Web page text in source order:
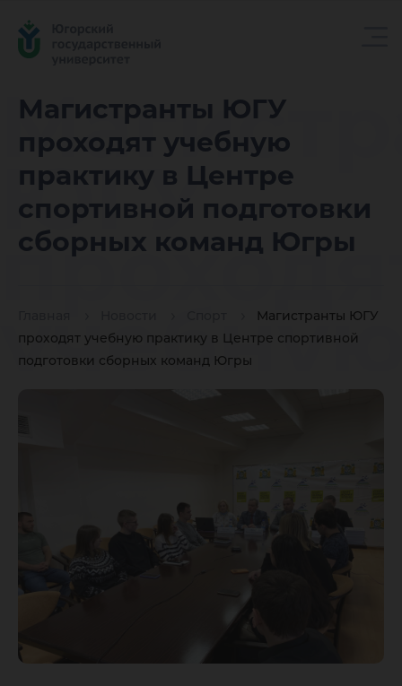
Магистранты ЮГУ
проходят учебную
практику в Центре
спортивной подготовки
сборных команд Югры
Магистранты ЮГУ
проходят учебную практику в Центре спортивной
подготовки сборных команд Югры
ЮГУ
Центре